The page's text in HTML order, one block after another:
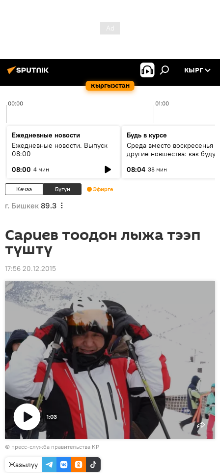
Кыргызстан
КЫРГ
00:00 01:00
Ежедневные новости
Ежедневные новости. Выпуск
08:00
08:00 4 мин
Будь в курсе
Среда вместо воскресенья и
другие новшества: как будут
08:04 38 мин
Кечээ Бүгүн Эфирге
г. Бишкек 89.3
Сариев тоодон лыжа тээп
түштү
17:56 20.12.2015
Видеону
көрсөтүү
1:03
© пресс-служба правительства КР
Жазылуу